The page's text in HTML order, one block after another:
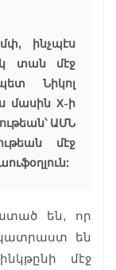
ինչպէս
տան մէջ
Նիկոլ
մասին X-ի
ԱՄՆ
մէջ
են, որ
են
մէջ